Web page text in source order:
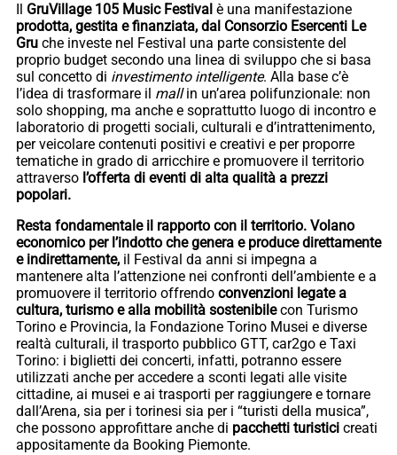
Il GruVillage 105 Music Festival è una manifestazione
prodotta, gestita e finanziata, dal Consorzio Esercenti Le
Gru che investe nel Festival una parte consistente del
proprio budget secondo una linea di sviluppo che si basa
sul concetto di investimento intelligente. Alla base c’è
l’idea di trasformare il mallin un’area polifunzionale: non
solo shopping, ma anche e soprattutto luogo di incontro e
laboratorio di progetti sociali, culturali e d’intrattenimento,
per veicolare contenuti positivi e creativi e per proporre
tematiche in grado di arricchire e promuovere il territorio
attraverso l’offerta di eventi di alta qualità a prezzi
popolari.
Resta fondamentale il rapporto con il territorio. Volano
economico per l’indotto che genera e produce direttamente
e indirettamente, il Festival da anni si impegna a
mantenere alta l’attenzione nei confronti dell’ambiente e a
promuovere il territorio offrendo convenzioni legate a
cultura, turismo e alla mobilità sostenibilecon Turismo
Torino e Provincia, la Fondazione Torino Musei e diverse
realtà culturali, il trasporto pubblico GTT, car2go e Taxi
Torino: i biglietti dei concerti, infatti, potranno essere
utilizzati anche per accedere a sconti legati alle visite
cittadine, ai musei e ai trasporti per raggiungere e tornare
dall’Arena, sia per i torinesi sia per i “turisti della musica”,
che possono approfittare anche di pacchetti turistici creati
appositamente da Booking Piemonte.